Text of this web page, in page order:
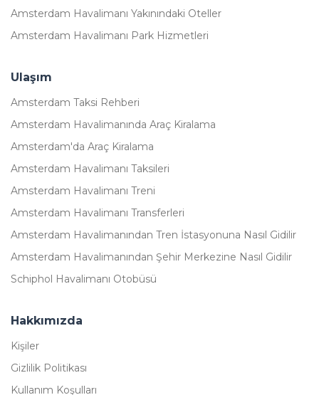
Amsterdam Havalimanı Yakınındaki Oteller
Amsterdam Havalimanı Park Hizmetleri
Ulaşım
Amsterdam Taksi Rehberi
Amsterdam Havalimanında Araç Kiralama
Amsterdam'da Araç Kiralama
Amsterdam Havalimanı Taksileri
Amsterdam Havalimanı Treni
Amsterdam Havalimanı Transferleri
Amsterdam Havalimanından Tren İstasyonuna Nasıl Gidilir
Amsterdam Havalimanından Şehir Merkezine Nasıl Gidilir
Schiphol Havalimanı Otobüsü
Hakkımızda
Kişiler
Gizlilik Politikası
Kullanım Koşulları